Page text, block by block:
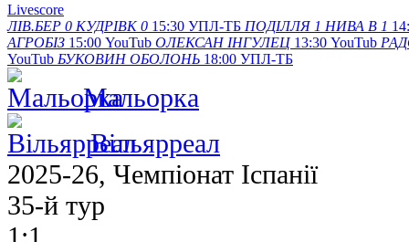
Livescore
ЛІВ.БЕР 0 КУДРІВК 0 15:30 УПЛ-ТБ ПОДІЛЛЯ 1 НИВА В 1
АГРОБІЗ 15:00 YouTub ОЛЕКСАН ІНГУЛЕЦ 13:30 YouTub
YouTub БУКОВИН ОБОЛОНЬ 18:00 УПЛ-ТБ
Мальорка
Вільярреал
2025-26, Чемпiонат Іспанії
35-й тур
1:1